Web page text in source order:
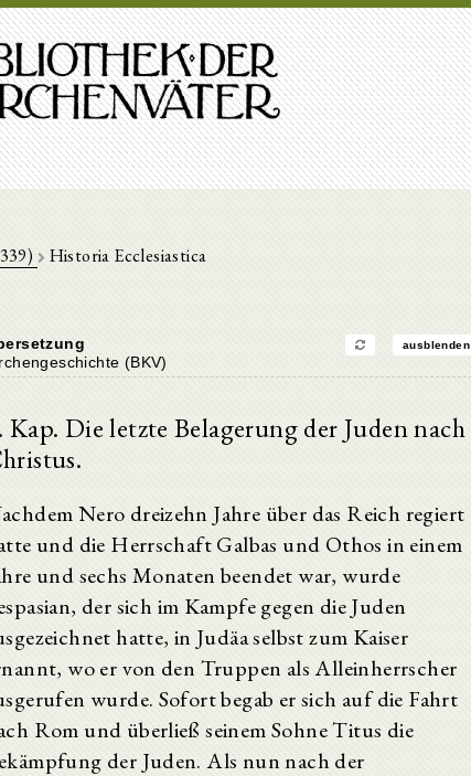
Historia Ecclesiastica
ausblenden
(BKV)
Kap. Die letzte Belagerung der Juden nach
Nero dreizehn Jahre über das Reich regiert
und die Herrschaft Galbas und Othos in einem
und sechs Monaten beendet war, wurde
der sich im Kampfe gegen die Juden
hatte, in Judäa selbst zum Kaiser
wo er von den Truppen als Alleinherrscher
wurde. Sofort begab er sich auf die Fahrt
Rom und überließ seinem Sohne Titus die
der Juden. Als nun nach der